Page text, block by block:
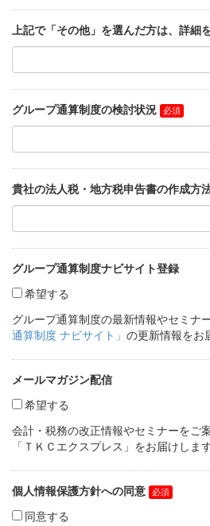
上記で「その他」を選んだ方は、詳細
グループ通算制度の検討状況
貴社の法人税・地方税申告書の作成方
グループ通算制度ナビサイト登録
希望する
グループ通算制度の最新情報やセミナ
通算制度 ナビサイト」 の更新情報をお
メールマガジン配信
希望する
会計・税務の改正情報やセミナーをご
「ＴＫＣエクスプレス」をお届けします
個人情報保護方針への同意
同意する